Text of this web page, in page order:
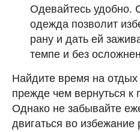
Одевайтесь удобно.
одежда позволит
рану и дать ей
темпе и без
Найдите время на отдых
прежде чем вернуться
Однако не забывайте
двигаться во избежание